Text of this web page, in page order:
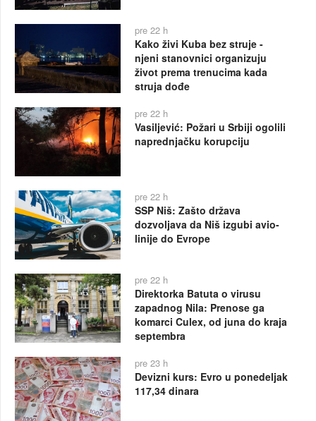
pre 22 h
Kako živi Kuba bez struje -
njeni stanovnici organizuju
život prema trenucima kada
struja dođe
pre 22 h
Vasiljević: Požari u Srbiji ogolili
naprednjačku korupciju
pre 22 h
SSP Niš: Zašto država
dozvoljava da Niš izgubi avio-
linije do Evrope
pre 22 h
Direktorka Batuta o virusu
zapadnog Nila: Prenose ga
komarci Culex, od juna do kraja
septembra
pre 23 h
Devizni kurs: Evro u ponedeljak
117,34 dinara